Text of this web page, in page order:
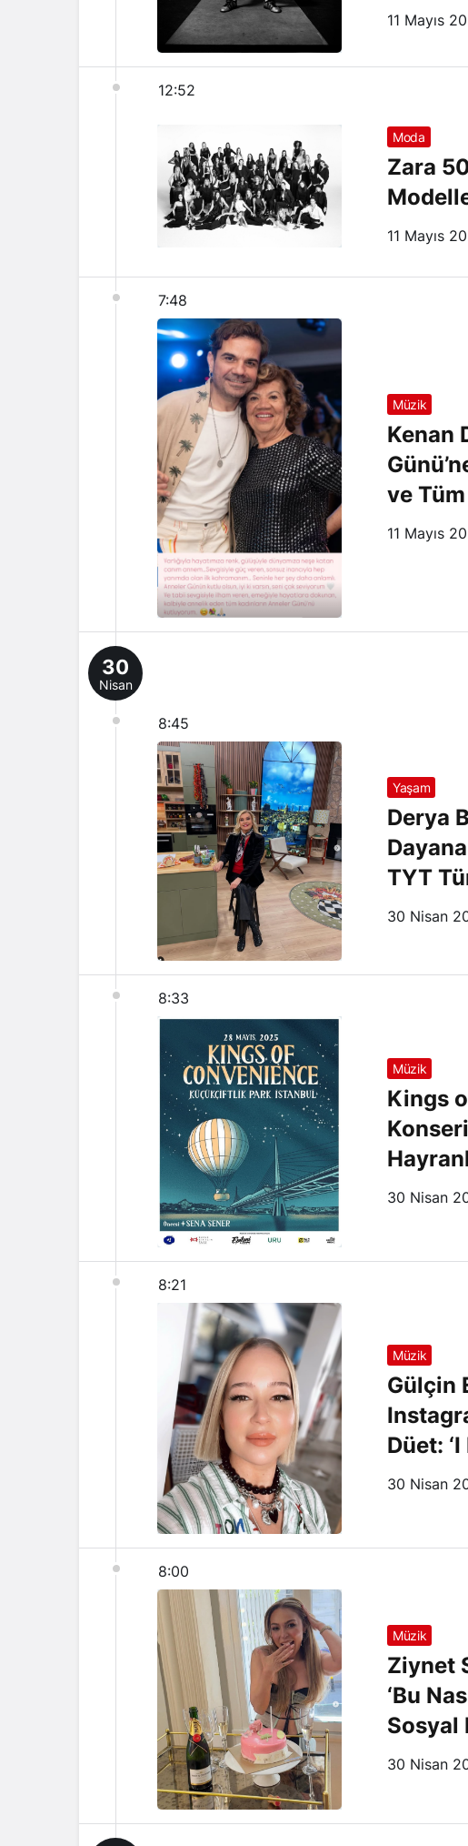
11 Mayıs
12:52
Moda
Zara
11 Mayıs
7:48
Müzik
Kenan
ve
11 Mayıs
30
Nisan
8:45
Yaşam
Derya
TYT
Can
30 Nisan
8:33
Müzik
Kings
30 Nisan
8:21
Müzik
Gülçin
Düet:
30 Nisan
8:00
Müzik
Ziynet
‘Bu
Sosyal
30 Nisan